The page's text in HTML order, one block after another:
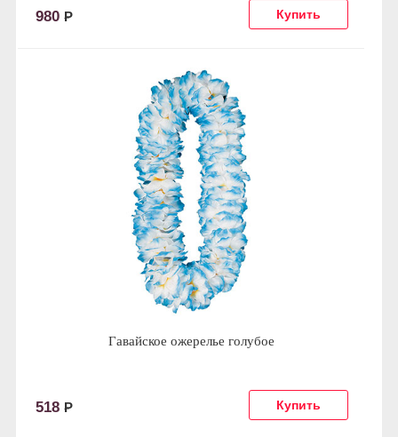
980 Р
Гавайское ожерелье голубое
518 Р